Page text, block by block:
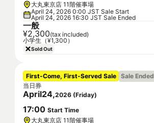
大丸東京店 11階催事場
April 24, 2026 0:00 JST Sale Start
April 24, 2026 16:30 JST Sale Ended
一般
¥2,300(tax included)
小学生（¥1,300）
Sold Out
First-Come, First-Served Sale Sale Ended
当日券
April24,2026 (Friday)
17:00 Start Time
大丸東京店 11階催事場